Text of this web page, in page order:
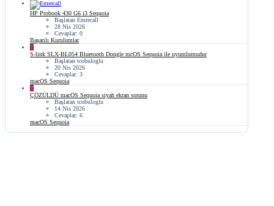
HP Probook 430 G6 i3 Sequoia
Başlatan Emrecall
28 Nis 2026
Cevaplar: 0
Başarılı Kurulumlar
T
S-link SLX-BL054 Bluetooth Dongle mcOS Sequoia ile uyumlumudur
Başlatan tcobuloglu
20 Nis 2026
Cevaplar: 3
macOS Sequoia
T
ÇÖZÜLDÜ macOS Sequoia siyah ekran sorunu
Başlatan tcobuloglu
14 Nis 2026
Cevaplar: 6
macOS Sequoia